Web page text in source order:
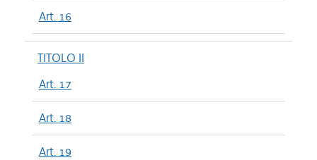
Art. 16
TITOLO II
Art. 17
Art. 18
Art. 19